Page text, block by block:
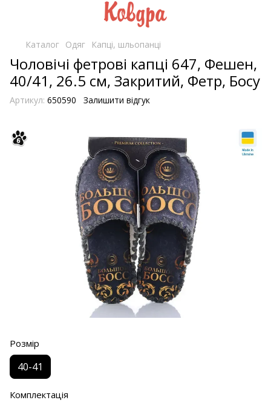
Каталог Одяг Капці, шльопанці
Чоловічі фетрові капці 647, Фешен,
40/41, 26.5 см, Закритий, Фетр, Босу
Артикул: 650590 Залишити відгук
Розмір
40-41
Комплектація